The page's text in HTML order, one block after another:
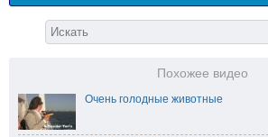
Похожее видео
Очень голодные животные